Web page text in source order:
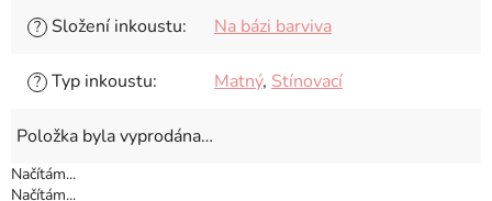
? Složení inkoustu: Na bázi barviva
? Typ inkoustu: Matný, Stínovací
Položka byla vyprodána…
Načítám...
Načítám...